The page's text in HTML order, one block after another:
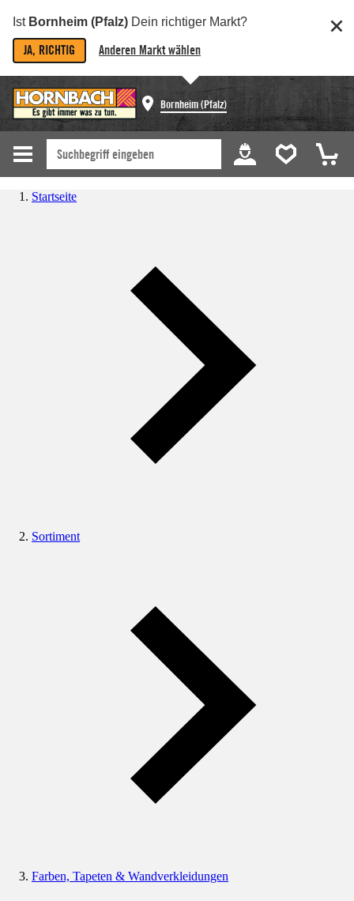
Ist Bornheim (Pfalz) Dein richtiger Markt?
JA, RICHTIG Anderen Markt wählen
Bornheim (Pfalz)
Startseite
Sortiment
Farben, Tapeten & Wandverkleidungen